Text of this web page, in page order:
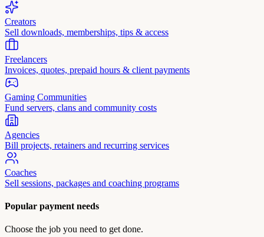
Creators
Sell downloads, memberships, tips & access
Freelancers
Invoices, quotes, prepaid hours & client payments
Gaming Communities
Fund servers, clans and community costs
Agencies
Bill projects, retainers and recurring services
Coaches
Sell sessions, packages and coaching programs
Popular payment needs
Choose the job you need to get done.